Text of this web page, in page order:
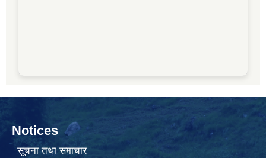
Notices
सूचना तथा समाचार